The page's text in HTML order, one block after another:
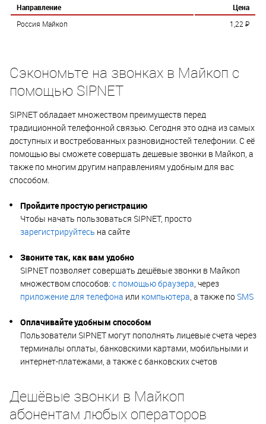
Направление
Цена
Россия Майкоп
1,22 P
Сэкономьте на звонках в Майкоп с
помощью SIPNET
SIPNET обладает множеством преимуществ перед
традиционной телефонной связью. Сегодня это одна из самых
доступных и востребованных разновидностей телефонии. С её
помощью вы сможете совершать дешевые звонки в Майкоп, а
также по многим другим направлениям удобным для вас
способом.
Пройдите простую регистрацию
Чтобы начать пользоваться SIPNET, просто
зарегистрируйтесь на сайте
Звоните так, как вам удобно
SIPNET позволяет совершать дешёвые звонки в Майкоп
множеством способов: с помощью браузера , через
приложение для телефона или компьютера , а также по SMS
Оплачивайте удобным способом
Пользователи SIPNET могут пополнять лицевые счета через
терминалы оплаты, банковскими картами, мобильными и
интернет-платежами, а также с банковских счетов
Дешёвые звонки в Майкоп
абонентам любых операторов